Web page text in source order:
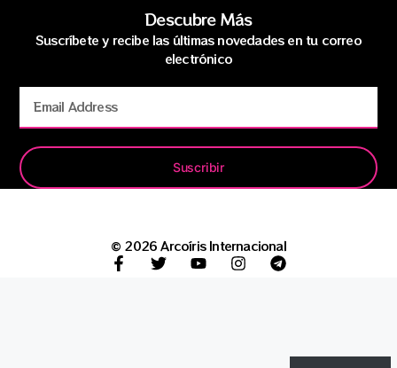
Descubre Más
Suscríbete y recibe las últimas novedades en tu correo
electrónico
Suscribir
© 2026 Arcoíris Internacional